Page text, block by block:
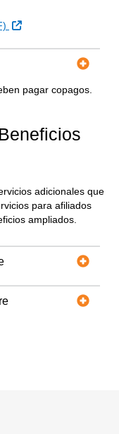
Sitio Externo
pagar copagos.
adicionales que
para afiliados
ampliados.